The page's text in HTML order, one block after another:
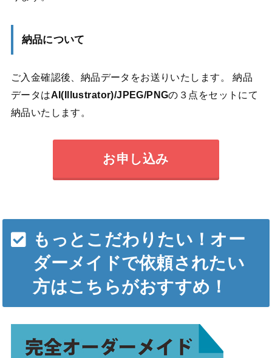
納品について
ご入金確認後、納品データをお送りいたします。 納品
データはAI(Illustrator)/JPEG/PNGの３点をセットにて
納品いたします。
お申し込み
もっとこだわりたい！オー
ダーメイドで依頼されたい
方はこちらがおすすめ！